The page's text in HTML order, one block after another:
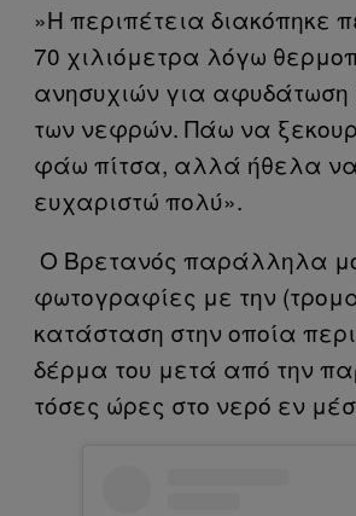
»Η περιπέτεια διακόπηκε
70 χιλιόμετρα λόγω
ανησυχιών για αφυδάτωση
των νεφρών. Πάω να
φάω πίτσα, αλλά ήθελα
ευχαριστώ πολύ».
Ο Βρετανός παράλληλα
φωτογραφίες με την
κατάσταση στην οποία
δέρμα του μετά από την
τόσες ώρες στο νερό εν